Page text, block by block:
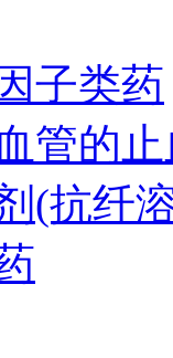
子类药
管的
(抗纤